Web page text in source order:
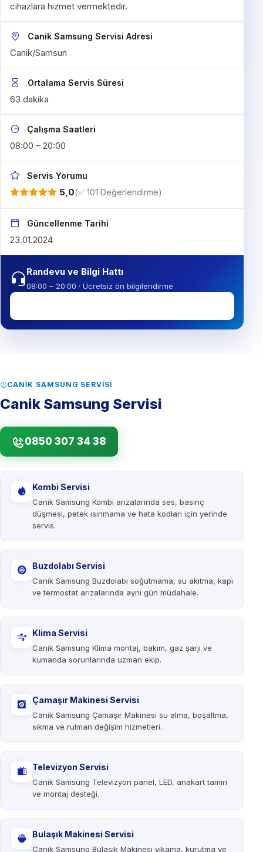
cihazlara hizmet vermektedir.
Canik Samsung Servisi Adresi
Canik/Samsun
Ortalama Servis Süresi
63 dakika
Çalışma Saatleri
08:00 – 20:00
Servis Yorumu
5,0(✅ 101 Değerlendirme)
Güncellenme Tarihi
23.01.2024
Randevu ve Bilgi Hattı
08:00 – 20:00 · Ücretsiz ön bilgilendirme
CANIK SAMSUNG SERVISI
Canik Samsung Servisi
0850 307 34 38
Kombi Servisi
Canik Samsung Kombi arızalarında ses, basınç
düşmesi, petek ısınmama ve hata kodları için yerinde
servis.
Buzdolabı Servisi
Canik Samsung Buzdolabı soğutmama, su akıtma, kapı
ve termostat arızalarında aynı gün müdahale.
Klima Servisi
Canik Samsung Klima montaj, bakım, gaz şarjı ve
kumanda sorunlarında uzman ekip.
Çamaşır Makinesi Servisi
Canik Samsung Çamaşır Makinesi su alma, boşaltma,
sıkma ve rulman değişim hizmetleri.
Televizyon Servisi
Canik Samsung Televizyon panel, LED, anakart tamiri
ve montaj desteği.
Bulaşık Makinesi Servisi
Canik Samsung Bulaşık Makinesi yıkama, kurutma ve